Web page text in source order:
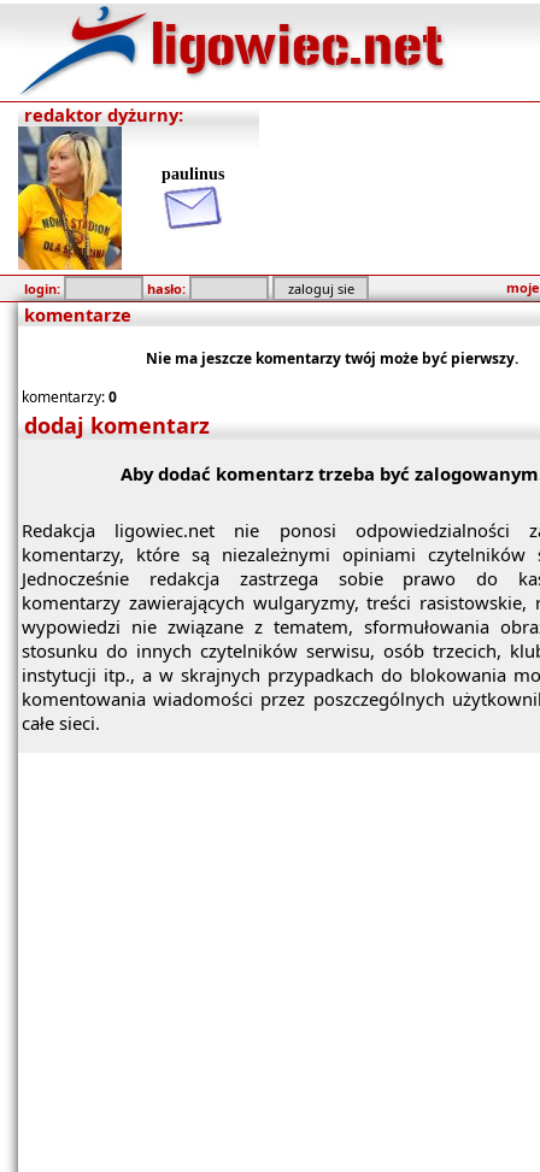
redaktor dyżurny:
paulinus
login: hasło:
komentarze
Nie ma jeszcze komentarzy twój może być pierwszy.
komentarzy:0
dodaj komentarz
Aby dodać komentarz trzeba być
Redakcja ligowiec.net nie ponosi odpowiedzialności
komentarzy, które są niezależnymi opiniami czytelników
Jednocześnie redakcja zastrzega sobie prawo do
komentarzy zawierających wulgaryzmy, treści rasistowskie,
wypowiedzi nie związane z tematem, sformułowania
stosunku do innych czytelników serwisu, osób trzecich,
instytucji itp., a w skrajnych przypadkach do blokowania
komentowania wiadomości przez poszczególnych
całe sieci.